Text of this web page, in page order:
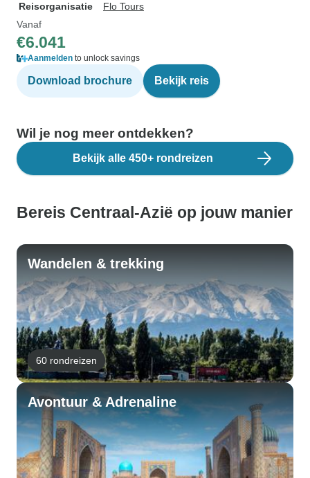
Reisorganisatie
Flo Tours
Vanaf
€6.041
Aanmelden to unlock savings
Download brochure Bekijk reis
Wil je nog meer ontdekken?
Bekijk alle 450+ rondreizen
Bereis Centraal-Azië op jouw manier
Wandelen & trekking
60 rondreizen
Avontuur & Adrenaline